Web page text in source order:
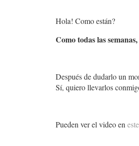
Hola! Como están?
Como todas las semanas,
Después de dudarlo un
Sí, quiero llevarlos
Pueden ver el video en